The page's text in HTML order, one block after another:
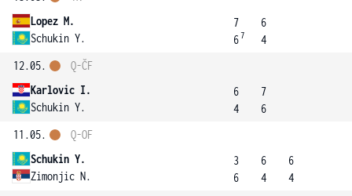
Lopez M.
Schukin Y.
7
67
6
4
12.05.
Karlovic I.
Schukin Y.
Q-ČF
6
4
7
6
11.05.
Schukin Y.
Zimonjic N.
Q-OF
3
6
6
4
6
4